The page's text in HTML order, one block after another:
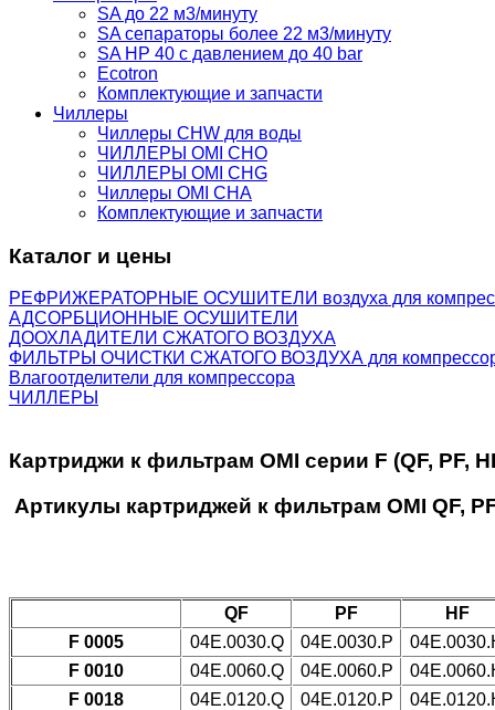
SA до 22 м3/минуту
SA сепараторы более 22 м3/минуту
SA HP 40 с давлением до 40 bar
Ecotron
Комплектующие и запчасти
Чиллеры
Чиллеры CHW для воды
ЧИЛЛЕРЫ OMI CHO
ЧИЛЛЕРЫ OMI CHG
Чиллеры OMI CHA
Комплектующие и запчасти
Каталог и цены
РЕФРИЖЕРАТОРНЫЕ ОСУШИТЕЛИ воздуха для
АДСОРБЦИОННЫЕ ОСУШИТЕЛИ
ДООХЛАДИТЕЛИ СЖАТОГО ВОЗДУХА
ФИЛЬТРЫ ОЧИСТКИ СЖАТОГО ВОЗДУХА для
Влагоотделители для компрессора
ЧИЛЛЕРЫ
Картриджи к фильтрам OMI серии F (QF, PF,
Артикулы картриджей к фильтрам OMI QF,
QF PF
HF
F 0005
04E.0030.Q 04E.0030.P
F 0010
04E.0060.Q 04E.0060.P
F 0018
04E.0120.Q 04E.0120.P